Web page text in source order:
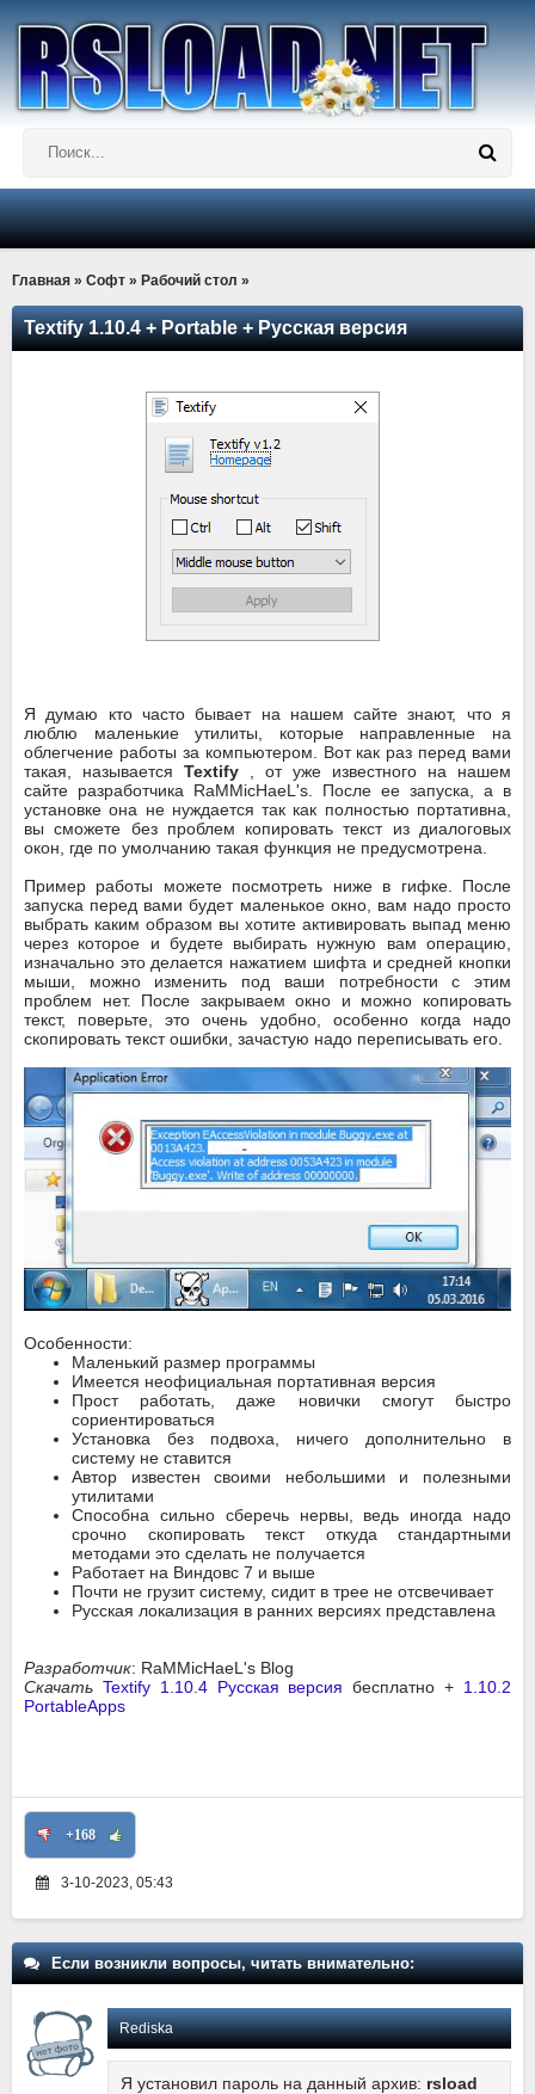
Главная » Софт » Рабочий стол »
Textify 1.10.4 + Portable + Русская версия
Я думаю кто часто бывает на нашем сайте знают, что я
люблю маленькие утилиты, которые направленные на
облегчение работы за компьютером. Вот как раз перед вами
такая, называется Textify
, от уже известного на нашем
сайте разработчика RaMMicHaeL's. После ее запуска, а в
установке она не нуждается так как полностью портативна,
вы сможете без проблем копировать текст из диалоговых
окон, где по умолчанию такая функция не предусмотрена.
Пример работы можете посмотреть ниже в гифке. После
запуска перед вами будет маленькое окно, вам надо просто
выбрать каким образом вы хотите активировать выпад меню
через которое и будете выбирать нужную вам операцию,
изначально это делается нажатием шифта и средней кнопки
мыши, можно изменить под ваши потребности с этим
проблем нет. После закрываем окно и можно копировать
текст, поверьте, это очень удобно, особенно когда надо
скопировать текст ошибки, зачастую надо переписывать его.
Особенности:
Маленький размер программы
Имеется неофициальная портативная версия
Прост работать, даже новички смогут быстро
сориентироваться
Установка без подвоха, ничего дополнительно в
систему не ставится
Автор известен своими небольшими и полезными
утилитами
Способна сильно сберечь нервы, ведь иногда надо
срочно скопировать текст откуда стандартными
методами это сделать не получается
Работает на Виндовс 7 и выше
Почти не грузит систему, сидит в трее не отсвечивает
Русская локализация в ранних версиях представлена
Разработчик: RaMMicHaeL's Blog
Скачать Textify 1.10.4 Русская версия бесплатно + 1.10.2
PortableApps
+168
3-10-2023, 05:43
Если возникли вопросы, читать внимательно:
Rediska
Я установил пароль на данный архив: rsload